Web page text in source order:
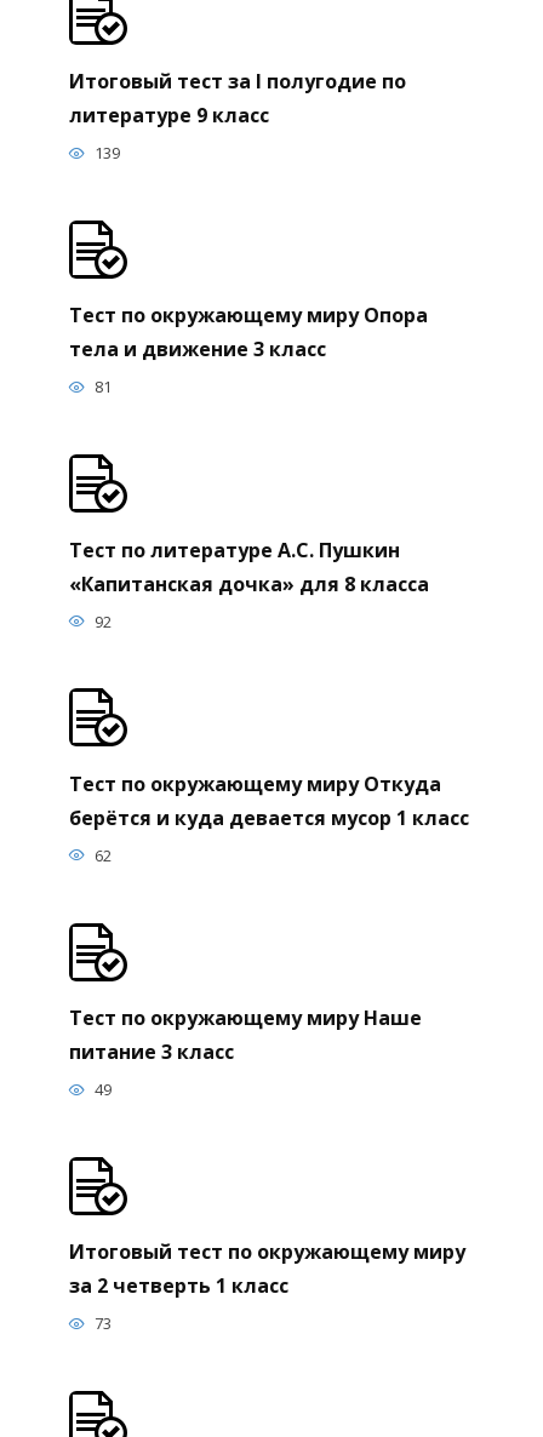
Итоговый тест за I полугодие по
литературе 9 класс
139
Тест по окружающему миру Опора
тела и движение 3 класс
81
Тест по литературе А.С. Пушкин
«Капитанская дочка» для 8 класса
92
Тест по окружающему миру Откуда
берётся и куда девается мусор 1 класс
62
Тест по окружающему миру Наше
питание 3 класс
49
Итоговый тест по окружающему миру
за 2 четверть 1 класс
73